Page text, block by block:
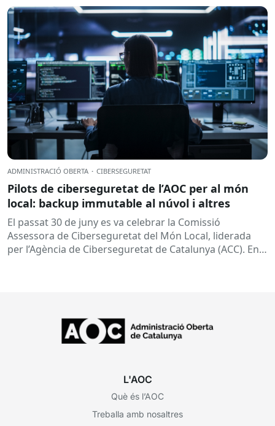
habitualment...
ADMINISTRACIÓ OBERTA · CIBERSEGURETAT
Pilots de ciberseguretat de l’AOC per al món
local: backup immutable al núvol i altres
El passat 30 de juny es va celebrar la Comissió
Assessora de Ciberseguretat del Món Local, liderada
per l’Agència de Ciberseguretat de Catalunya (ACC). En
L'AOC
Què és l’AOC
Treballa amb nosaltres